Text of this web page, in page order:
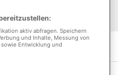
aktiv abfragen. Speichern
und Inhalte, Messung von
Entwicklung und